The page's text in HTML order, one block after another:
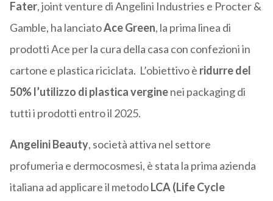
Fater, joint venture di Angelini Industries e Procter &
Gamble, ha lanciatoAce Green, la prima linea di
prodotti Ace per la cura della casa con confezioni in
cartone e plastica riciclata. L’obiettivo è ridurre del
50% l’utilizzo di plastica verginenei packaging di
tutti i prodotti entro il 2025.
Angelini Beauty, società attiva nel settore
profumeria e dermocosmesi, è stata la prima azienda
italiana ad applicare il metodoLCA (Life Cycle